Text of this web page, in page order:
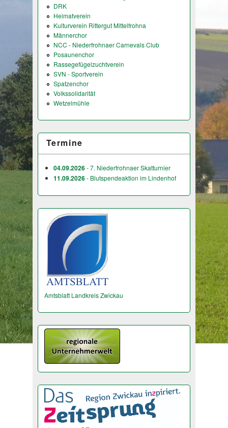
DRK
Heimatverein
Kulturverein Rittergut Mittelfrohna
Männerchor
NCC - Niederfrohnaer Carnevals Club
Posaunenchor
Rassegefügelzuchtverein
SVN - Sportverein
Spatzenchor
Volkssolidarität
Wetzelmühle
Termine
04.09.2026- 7. Niederfrohnaer Skatturnier
11.09.2026- Blutspendeaktion im Lindenhof
Amtsblatt Landkreis Zwickau